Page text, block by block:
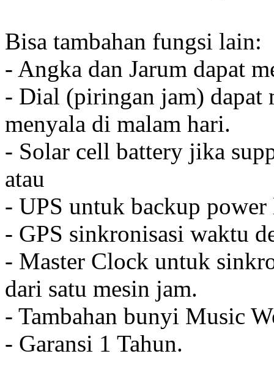
Bisa tambahan fungsi lain:
- Angka dan Jarum dapat
- Dial (piringan jam) dapat
menyala di malam hari.
- Solar cell battery jika
atau
- UPS untuk backup
- GPS sinkronisasi waktu
- Master Clock untuk
dari satu mesin jam.
- Tambahan bunyi Music
- Garansi 1 Tahun.